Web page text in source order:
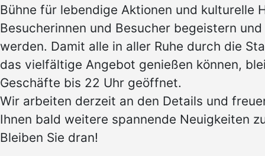
Bühne für lebendige Aktionen und kulturelle
Besucherinnen und Besucher begeistern
werden. Damit alle in aller Ruhe durch die
das vielfältige Angebot genießen können,
Geschäfte bis 22 Uhr geöffnet.
Wir arbeiten derzeit an den Details und
Ihnen bald weitere spannende Neuigkeiten
Bleiben Sie dran!